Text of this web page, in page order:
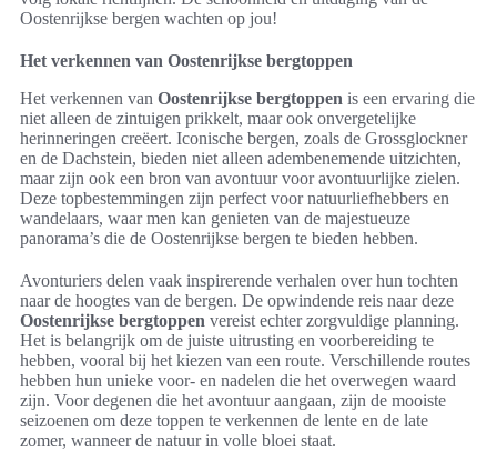
Oostenrijkse bergen wachten op jou!
Het verkennen van Oostenrijkse bergtoppen
Het verkennen van Oostenrijkse bergtoppen is een ervaring die
niet alleen de zintuigen prikkelt, maar ook onvergetelijke
herinneringen creëert. Iconische bergen, zoals de Grossglockner
en de Dachstein, bieden niet alleen adembenemende uitzichten,
maar zijn ook een bron van avontuur voor avontuurlijke zielen.
Deze topbestemmingen zijn perfect voor natuurliefhebbers en
wandelaars, waar men kan genieten van de majestueuze
panorama’s die de Oostenrijkse bergen te bieden hebben.
Avonturiers delen vaak inspirerende verhalen over hun tochten
naar de hoogtes van de bergen. De opwindende reis naar deze
Oostenrijkse bergtoppen vereist echter zorgvuldige planning.
Het is belangrijk om de juiste uitrusting en voorbereiding te
hebben, vooral bij het kiezen van een route. Verschillende routes
hebben hun unieke voor- en nadelen die het overwegen waard
zijn. Voor degenen die het avontuur aangaan, zijn de mooiste
seizoenen om deze toppen te verkennen de lente en de late
zomer, wanneer de natuur in volle bloei staat.